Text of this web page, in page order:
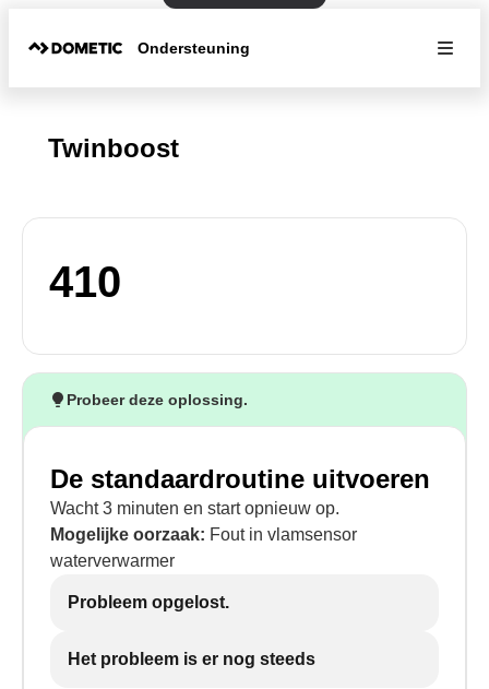
Ondersteuning
Twinboost
410
Probeer deze oplossing.
De standaardroutine uitvoeren
Wacht 3 minuten en start opnieuw op.
Mogelijke oorzaak: Fout in vlamsensor
waterverwarmer
Probleem opgelost.
Het probleem is er nog steeds